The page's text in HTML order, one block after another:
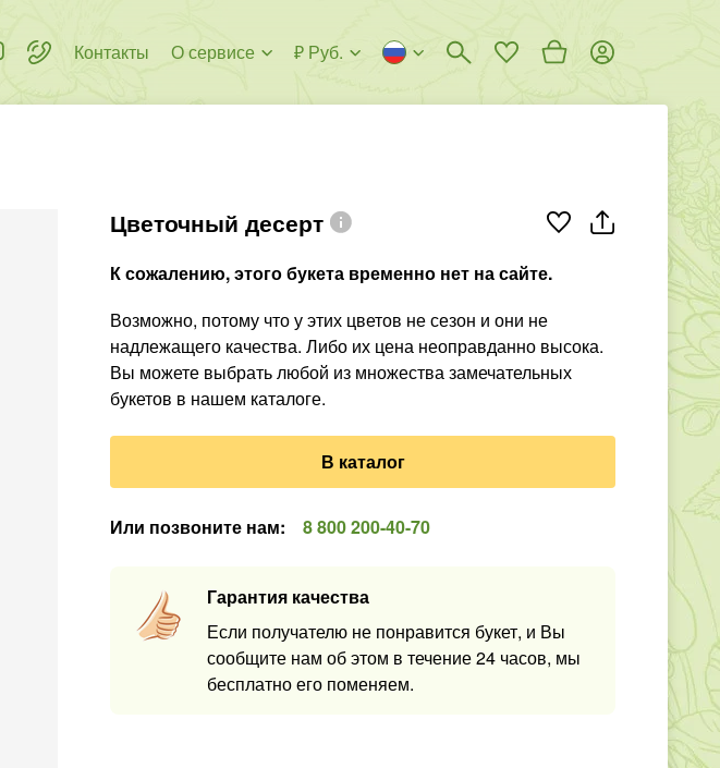
Контакты О сервисе ₽ Руб.
Цветочный десерт
К сожалению, этого букета временно нет на сайте.
Возможно, потому что у этих цветов не сезон и они не
надлежащего качества. Либо их цена неоправданно высока.
Вы можете выбрать любой из множества замечательных
букетов в нашем каталоге.
В каталог
Или позвоните нам: 8 800 200-40-70
Гарантия качества
Если получателю не понравится букет, и Вы
сообщите нам об этом в течение 24 часов, мы
бесплатно его поменяем.